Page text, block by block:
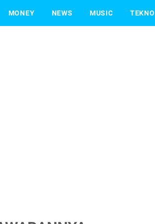
MONEY NEWS MUSIC TEKNO